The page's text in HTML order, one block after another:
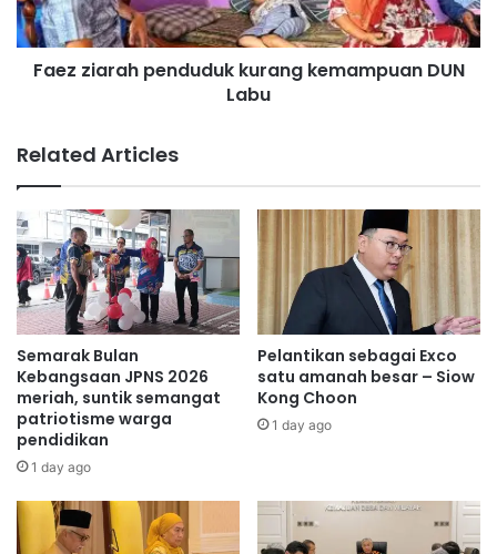
e
l
a
n
e
n
g
a
n
B
M
,
M
i
u
s
r
a
d
u
d
u
k
k
u
r
a
n
g
k
e
m
m
p
Faez ziarah penduduk kurang kemampuan DUN
Labu
Related Articles
Semarak Bulan
Kebangsaan JPNS 2026
meriah, suntik semangat
patriotisme warga
pendidikan
1 day ago
Pelantikan sebagai Exco
satu amanah besar – Siow
Kong Choon
1 day ago